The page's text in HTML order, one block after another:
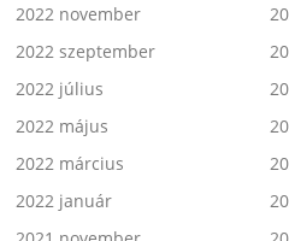
2022 november
2022 szeptember
2022 július
2022 május
2022 március
2022 január